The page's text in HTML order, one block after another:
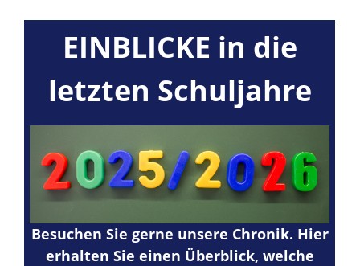
EINBLICKE in die
letzten Schuljahre
Besuchen Sie gerne unsere Chronik. Hier
erhalten Sie einen Überblick, welche